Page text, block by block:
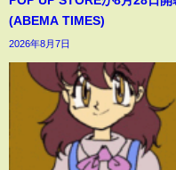
(ABEMA TIMES)
2026年8月7日